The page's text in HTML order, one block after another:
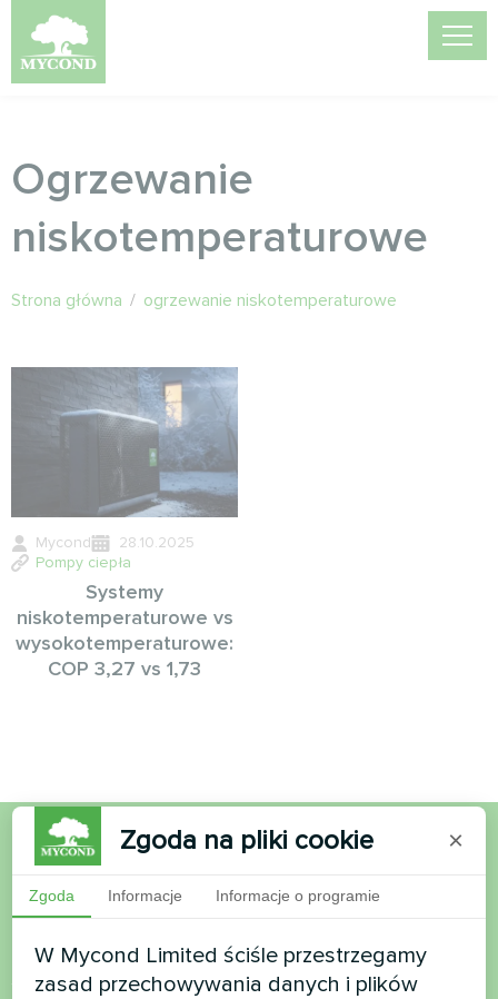
Ogrzewanie
niskotemperaturowe
Strona główna / ogrzewanie niskotemperaturowe
Mycond
28.10.2025
Pompy ciepła
Systemy
niskotemperaturowe vs
wysokotemperaturowe:
COP 3,27 vs 1,73
Chcesz kupić lub masz
pytania?
Skontaktuj się z nami, a pomożemy Ci
Zgoda na pliki cookie ×
Zgoda Informacje Informacje o programie
W Mycond Limited ściśle przestrzegamy
zasad przechowywania danych i plików